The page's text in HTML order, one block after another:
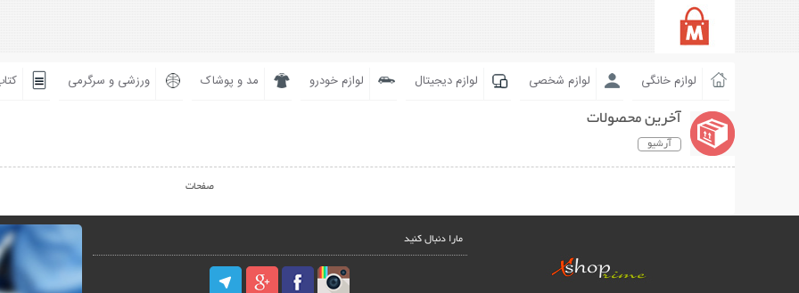
لوازم خانگی لوازم شخصی لوازم دیجیتال لوازم خودرو مد و پوشاک ورزشی و سرگرمی
آخرین محصولات
آرشیو
صفحات
مارا دنبال کنید